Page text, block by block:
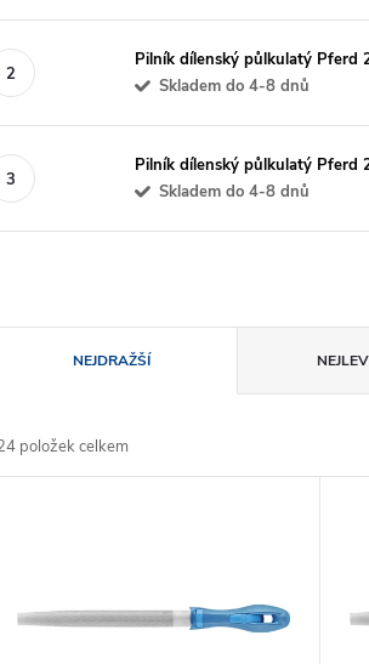
Pilník dílenský půlkulatý Pferd
Skladem do 4-8 dnů
Pilník dílenský půlkulatý Pferd
Skladem do 4-8 dnů
NEJDRAŽŠÍ
položek celkem